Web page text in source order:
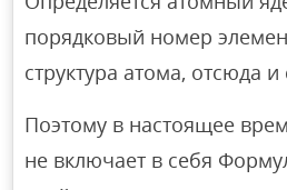
порядковый номер
структура атома, отсюда
Поэтому в настоящее
не включает в себя